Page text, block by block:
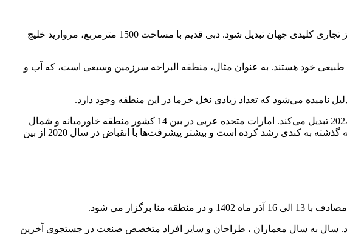
دبی با مساحت 1000 مایل مربع دومین کشور بزرگ امارات است، چنین موقعیت استراتژیکی باعث شد تا دبی به یک مرکز تجاری کلیدی جهان تبدیل شود. دبی قدیم با مساحت 1500 مترمربع، مروارید خلیج
خود هستند. به عنوان مثال، منطقه البراحه سرزمین وسیعی است، که آب و
نامیده می‌شود که تعداد زیادی نخل خرما در این منطقه وجود دارد.
امتیاز اقتصاد آزاد امارات متحده عربی 70.2 است، که اقتصاد این کشور را به سی و سومین اقتصاد آزاد در شاخص سال 2022 تبدیل می‌کند. امارات متحده عربی در بین 14 کشور منطقه خاورمیانه و شمال
آفریقا در رتبه اول قرار دارد و امتیاز کلی آن بالاتر از میانگین منطقه‌ای و جهانی است. اقتصاد امارات متحده عربی در دهه گذشته به کندی رشد کرده است و بیشتر پیشرفت‌ها با انقباض در سال 2020 از بین
سال به سال معماران ، طراحان و سایر افراد متخصص صنعت در جستجوی آخرین